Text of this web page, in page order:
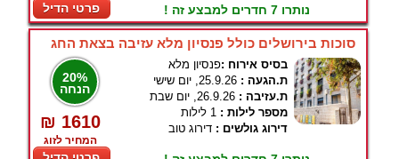
פרטי הדיל נותרו 7 חדרים למבצע זה !
סוכות בירושלים כולל פנסיון מלא עזיבה בצאת החג
20%
הנחה
₪ 1610
המחיר לזוג
בסיס אירוח :פנסיון מלא
ת.הגעה : 25.9.26, יום שישי
ת.עזיבה : 26.9.26, יום שבת
מספר לילות : 1 לילות
דירוג גולשים : דירוג טוב